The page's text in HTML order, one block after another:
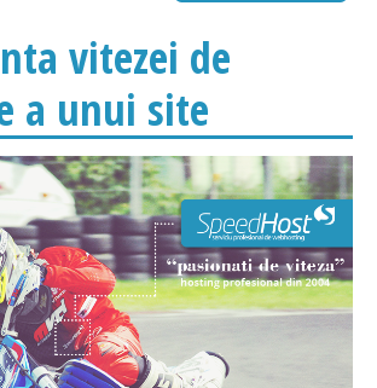
vitezei de
a unui site